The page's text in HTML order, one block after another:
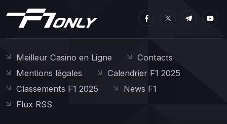
Meilleur Casino en Ligne
Contacts
Mentions légales
Calendrier F1 2025
Classements F1 2025
News F1
Flux RSS